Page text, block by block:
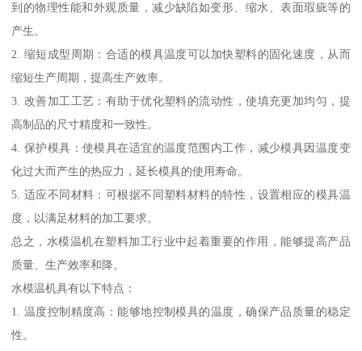
到的物理性能和外观质量，减少缺陷如变形、缩水、表面瑕疵等的
产生。
2. 缩短成型周期：合适的模具温度可以加快塑料的固化速度，从而
缩短生产周期，提高生产效率。
3. 改善加工工艺：有助于优化塑料的流动性，使填充更加均匀，提
高制品的尺寸精度和一致性。
4. 保护模具：使模具在适宜的温度范围内工作，减少模具因温度变
化过大而产生的热应力，延长模具的使用寿命。
5. 适应不同材料：可根据不同塑料材料的特性，设置相应的模具温
度，以满足材料的加工要求。
总之，水模温机在塑料加工行业中起着重要的作用，能够提高产品
质量、生产效率和降。
水模温机具有以下特点：
1. 温度控制精度高：能够地控制模具的温度，确保产品质量的稳定
性。